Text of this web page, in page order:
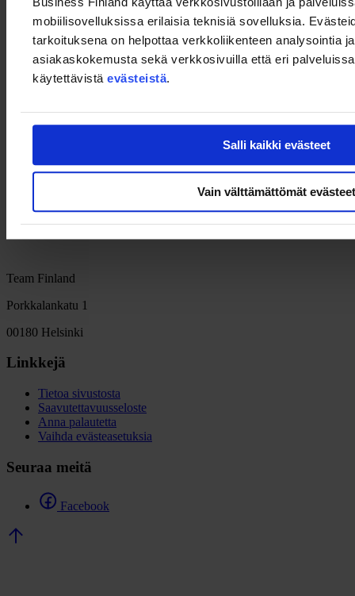
mobiilisovelluksissa erilaisia teknisiä sovelluksia.
tarkoituksena on helpottaa verkkoliikenteen analysointia
asiakaskokemusta sekä verkkosivuilla että eri
käytettävistä evästeistä.
Salli kaikki evästeet
Vain välttämättömät evästeet
Lisätietoa
Team Finland Talks: Kohti Ukrainan jälleenrakentamista,
29.3.2023
Team Finland Talks: Ukraine 2.0
Team Finland Talks: Built environment value chain in
Ukraine
Ukrainan jälleenrakentamisessa?
Team Finland
Porkkalankatu 1
00180 Helsinki
Linkkejä
Tietoa sivustosta
Saavutettavuusseloste
Anna palautetta
Vaihda evästeasetuksia
Seuraa meitä
Facebook